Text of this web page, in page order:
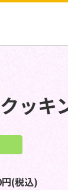
ッキ
円(税込)